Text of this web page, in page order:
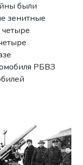
были
зенитные
четыре
РБВЗ